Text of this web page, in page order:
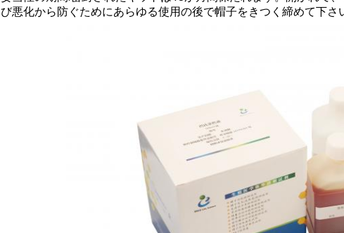
び悪化から防ぐためにあらゆる使用の後で帽子をきつく締めて下さ